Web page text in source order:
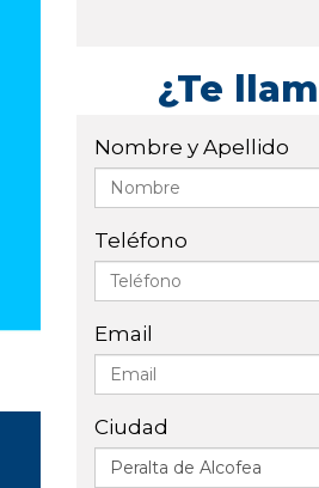
¿Te
Nombre y Apellido
Teléfono
Email
Ciudad